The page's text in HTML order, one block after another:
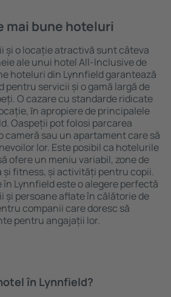
mai bune hoteluri
și o locație atractivă sunt câteva
ale unui hotel All-Inclusive de
hoteluri din Lynnfield garantează
pentru servicii și o gamă largă de
O cazare cu standarde ridicate
ȋn apropiere de principalele
Oaspeții pot folosi parcarea
cameră sau un apartament care să
lor. Este posibil ca hotelurile
ofere un meniu variabil, zone de
și fitness, și activități pentru copii.
în Lynnfield este o alegere perfectă
și persoane aflate în călătorie de
companii care doresc să
pentru angajații lor.
în Lynnfield?